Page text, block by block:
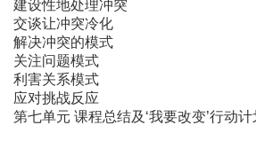
建设性地处理冲突
交谈让冲突冷化
解决冲突的模式
关注问题模式
利害关系模式
应对挑战反应
第七单元 课程总结及‘我要改变’行动计